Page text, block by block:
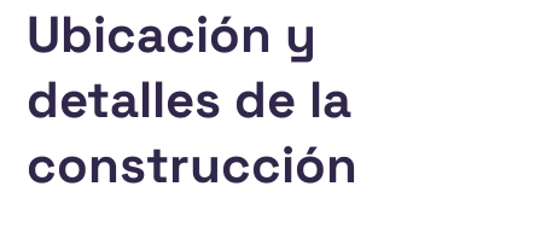
Ubicación y
detalles de la
construcción